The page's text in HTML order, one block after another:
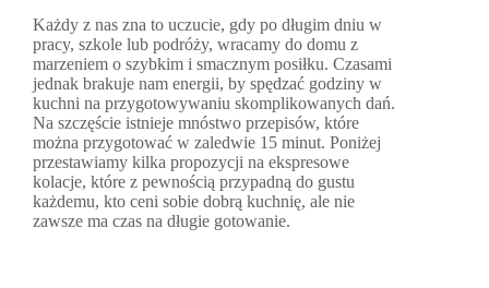
Każdy z nas zna to uczucie, gdy po długim dniu w
pracy, szkole lub podróży, wracamy do domu z
marzeniem o szybkim i smacznym posiłku. Czasami
jednak brakuje nam energii, by spędzać godziny w
kuchni na przygotowywaniu skomplikowanych dań.
Na szczęście istnieje mnóstwo przepisów, które
można przygotować w zaledwie 15 minut. Poniżej
przestawiamy kilka propozycji na ekspresowe
kolacje, które z pewnością przypadną do gustu
każdemu, kto ceni sobie dobrą kuchnię, ale nie
zawsze ma czas na długie gotowanie.